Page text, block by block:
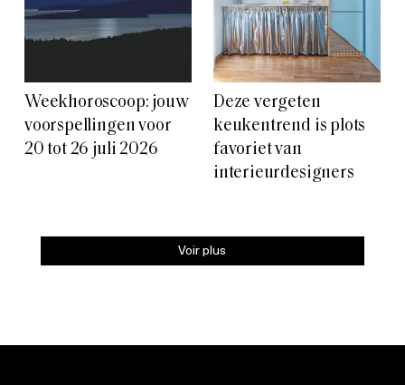
Weekhoroscoop: jouw
voorspellingen voor
20 tot 26 juli 2026
Deze vergeten
keukentrend is plots
favoriet van
interieurdesigners
Voir plus